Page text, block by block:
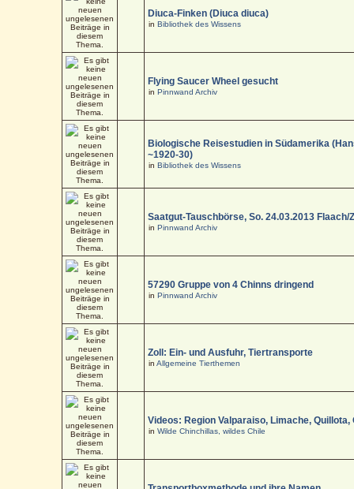
Diuca-Finken (Diuca diuca)
inBibliothek des Wissens
Flying Saucer Wheel gesucht
inPinnwand Archiv
Biologische Reisestudien in Südamerika
~1920-30)
inBibliothek des Wissens
Saatgut-Tauschbörse, So. 24.03.2013 Flaach/
inPinnwand Archiv
57290 Gruppe von 4 Chinns dringend
inPinnwand Archiv
Zoll: Ein- und Ausfuhr, Tiertransporte
inAllgemeine Tierthemen
Videos: Region Valparaiso, Limache, Quillota,
inWilde Chinchillas, wildes Chile